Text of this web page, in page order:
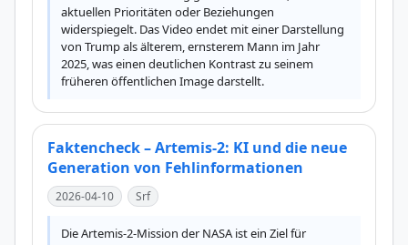
aktuellen Prioritäten oder Beziehungen
widerspiegelt. Das Video endet mit einer Darstellung
von Trump als älterem, ernsterem Mann im Jahr
2025, was einen deutlichen Kontrast zu seinem
früheren öffentlichen Image darstellt.
Faktencheck – Artemis-2: KI und die neue
Generation von Fehlinformationen
2026-04-10 Srf
Die Artemis-2-Mission der NASA ist ein Ziel für